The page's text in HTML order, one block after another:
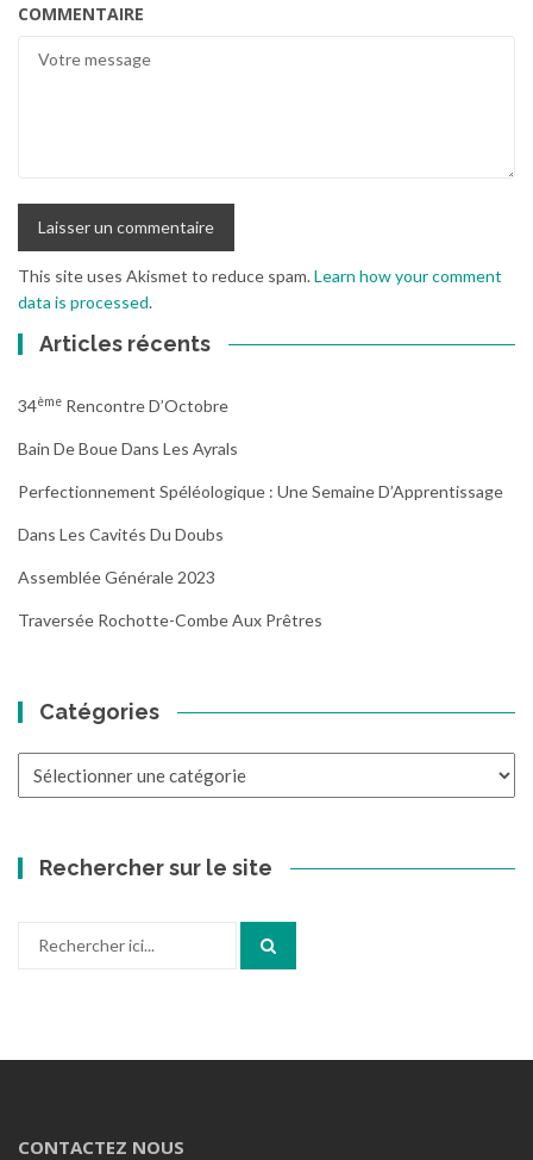
COMMENTAIRE
This site uses Akismet to reduce spam.Learn how your comment
data is processed.
Articles récents
34Ème Rencontre D’Octobre
Bain De Boue Dans Les Ayrals
Perfectionnement Spéléologique : Une Semaine D’Apprentissage
Dans Les Cavités Du Doubs
Assemblée Générale 2023
Traversée Rochotte-Combe Aux Prêtres
Catégories
Rechercher sur le site
CONTACTEZ NOUS